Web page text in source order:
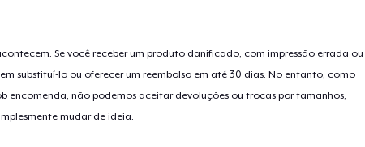
Se você receber um produto danificado, com impressão errada ou
substituí-lo ou oferecer um reembolso em até 30 dias. No entanto, como
encomenda, não podemos aceitar devoluções ou trocas por tamanhos,
mudar de ideia.